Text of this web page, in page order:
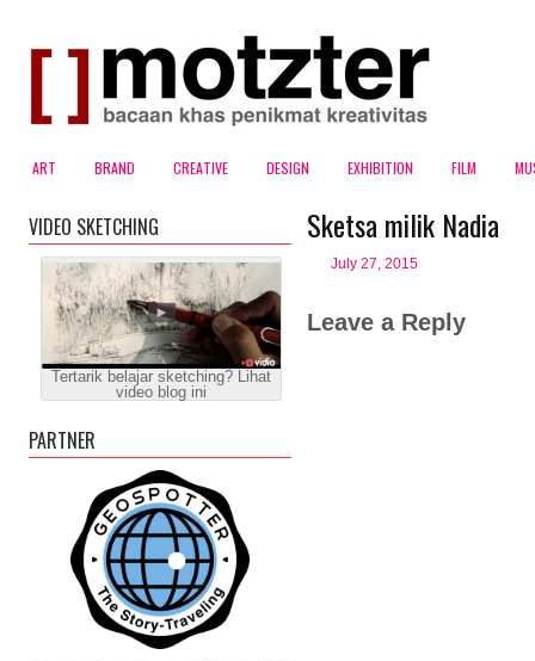
ART BRAND CREATIVE DESIGN EXHIBITION FILM
Sketsa milik Nadia
July 27, 2015
Leave a Reply
VIDEO SKETCHING
Tertarik belajar sketching? Lihat
video blog ini
PARTNER